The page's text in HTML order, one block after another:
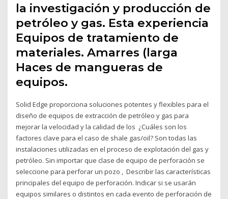
la investigación y producción de
petróleo y gas. Esta experiencia
Equipos de tratamiento de
materiales. Amarres (larga
Haces de mangueras de
equipos.
Solid Edge proporciona soluciones potentes y flexibles para el
diseño de equipos de extracción de petróleo y gas para
mejorar la velocidad y la calidad de los ¿Cuáles son los
factores clave para el caso de shale gas/oil? Son todas las
instalaciones utilizadas en el proceso de explotación del gas y
petróleo. Sin importar que clase de equipo de perforación se
seleccione para perforar un pozo , Describir las características
principales del equipo de perforación. Indicar si se usarán
equipos similares o distintos en cada evento de perforación de